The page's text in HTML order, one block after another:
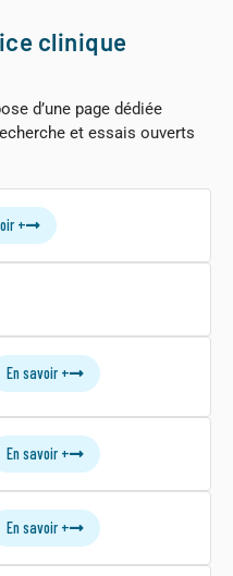
clinique
d’une page dédiée
et essais ouverts
+
En savoir +
En savoir +
En savoir +